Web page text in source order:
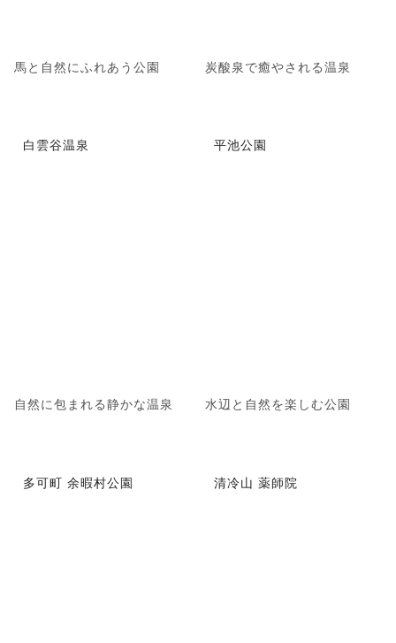
馬と自然にふれあう公園 炭酸泉で癒やされる温泉
白雲谷温泉
自然に包まれる静かな温泉
平池公園
水辺と自然を楽しむ公園
多可町 余暇村公園 清冷山 薬師院